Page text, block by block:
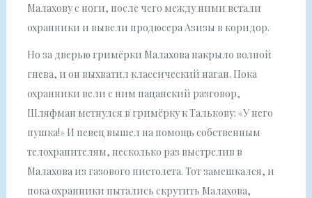
Малахову с ноги, после чего между ними встали
охранники и вывели продюсера Азизы в коридор.
Но за дверью гримёрки Малахова накрыло волной
гнева, и он выхватил классический наган. Пока
охранники вели с ним пацанский разговор,
Шляфман метнулся в гримёрку к Талькову: «У него
пушка!» И певец вышел на помощь собственным
телохранителям, несколько раз выстрелив в
Малахова из газового пистолета. Тот замешкался, и
пока охранники пытались скрутить Малахова,